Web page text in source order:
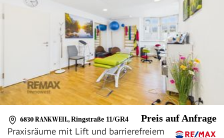
6830 RANKWEIL, Ringstraße 11/GR4 Preis auf Anfrage
Praxisräume mit Lift und barrierefreiem